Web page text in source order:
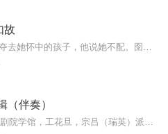
故
（伴奏）